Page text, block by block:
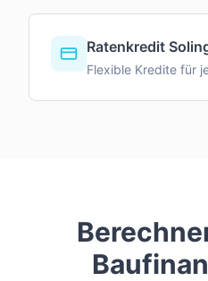
Ratenkredit
Flexible Kredite für